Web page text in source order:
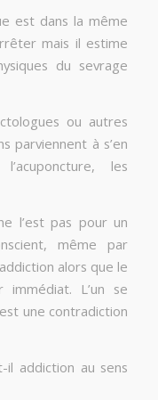
est dans la même
mais il estime
du sevrage
ou autres
parviennent à s’en
les
l’est pas pour un
même par
alors que le
immédiat. L’un se
une contradiction
addiction au sens